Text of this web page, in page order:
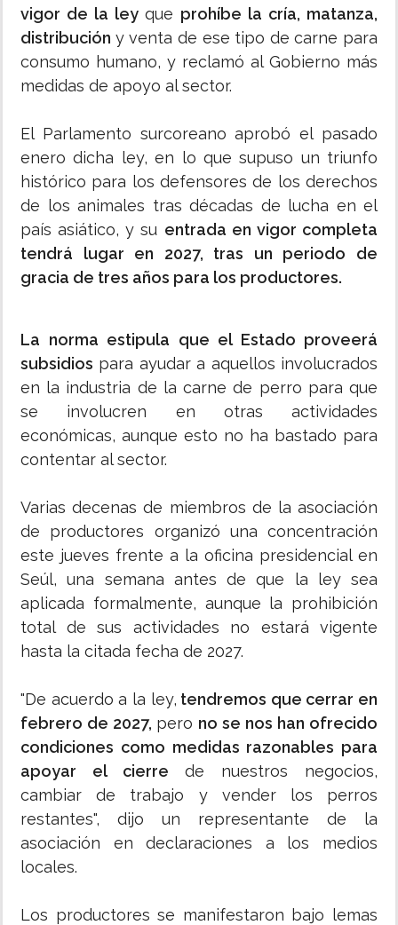
vigor de la ley que prohíbe la cría, matanza,
distribución y venta de ese tipo de carne para
consumo humano, y reclamó al Gobierno más
medidas de apoyo al sector.
El Parlamento surcoreano aprobó el pasado
enero dicha ley, en lo que supuso un triunfo
histórico para los defensores de los derechos
de los animales tras décadas de lucha en el
país asiático, y su entrada en vigor completa
tendrá lugar en 2027, tras un periodo de
gracia de tres años para los productores.
La norma estipula que el Estado proveerá
subsidios para ayudar a aquellos involucrados
en la industria de la carne de perro para que
se involucren en otras actividades
económicas, aunque esto no ha bastado para
contentar al sector.
Varias decenas de miembros de la asociación
de productores organizó una concentración
este jueves frente a la oficina presidencial en
Seúl, una semana antes de que la ley sea
aplicada formalmente, aunque la prohibición
total de sus actividades no estará vigente
hasta la citada fecha de 2027.
"De acuerdo a la ley, tendremos que cerrar en
febrero de 2027, pero no se nos han ofrecido
condiciones como medidas razonables para
apoyar el cierre de nuestros negocios,
cambiar de trabajo y vender los perros
restantes", dijo un representante de la
asociación en declaraciones a los medios
locales.
Los productores se manifestaron bajo lemas